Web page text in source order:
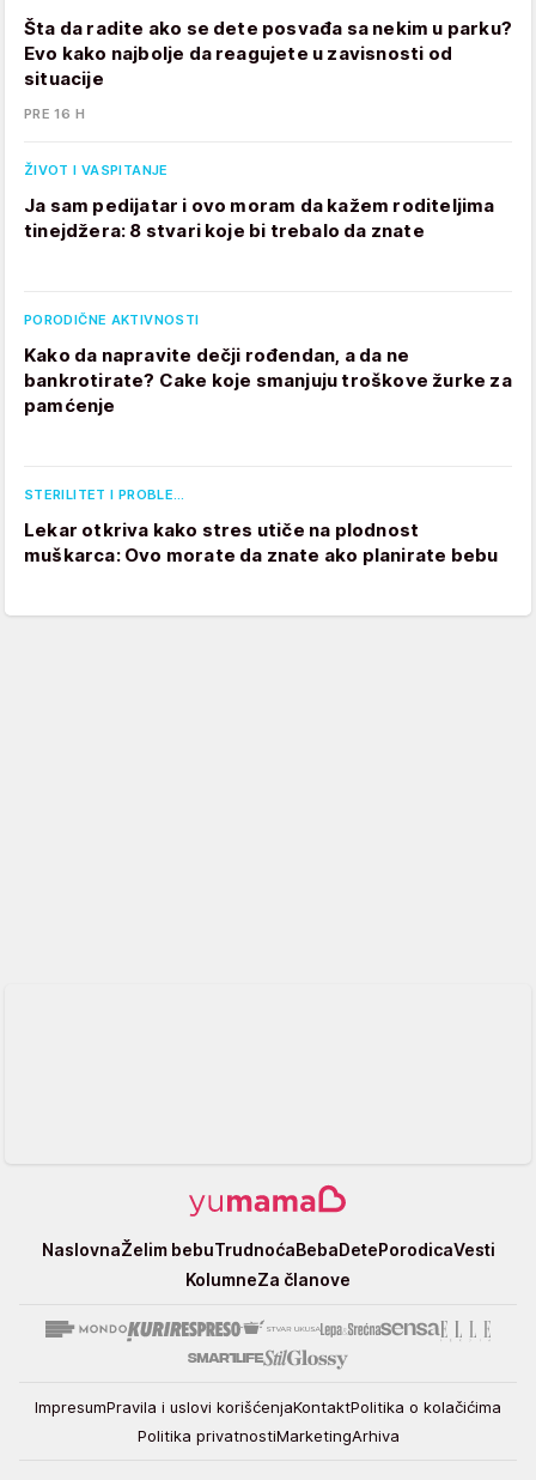
Šta da radite ako se dete posvađa sa nekim u parku?
Evo kako najbolje da reagujete u zavisnosti od
situacije
PRE 16 H
ŽIVOT I VASPITANJE
Ja sam pedijatar i ovo moram da kažem roditeljima
tinejdžera: 8 stvari koje bi trebalo da znate
PORODIČNE AKTIVNOSTI
Kako da napravite dečji rođendan, a da ne
bankrotirate? Cake koje smanjuju troškove žurke za
pamćenje
STERILITET I PROBLE…
Lekar otkriva kako stres utiče na plodnost
muškarca: Ovo morate da znate ako planirate bebu
Yumama
NaslovnaŽelim bebuTrudnoćaBebaDetePorodicaVesti
KolumneZa članove
ImpresumPravila i uslovi korišćenjaKontaktPolitika o kolačićima
Politika privatnostiMarketingArhiva